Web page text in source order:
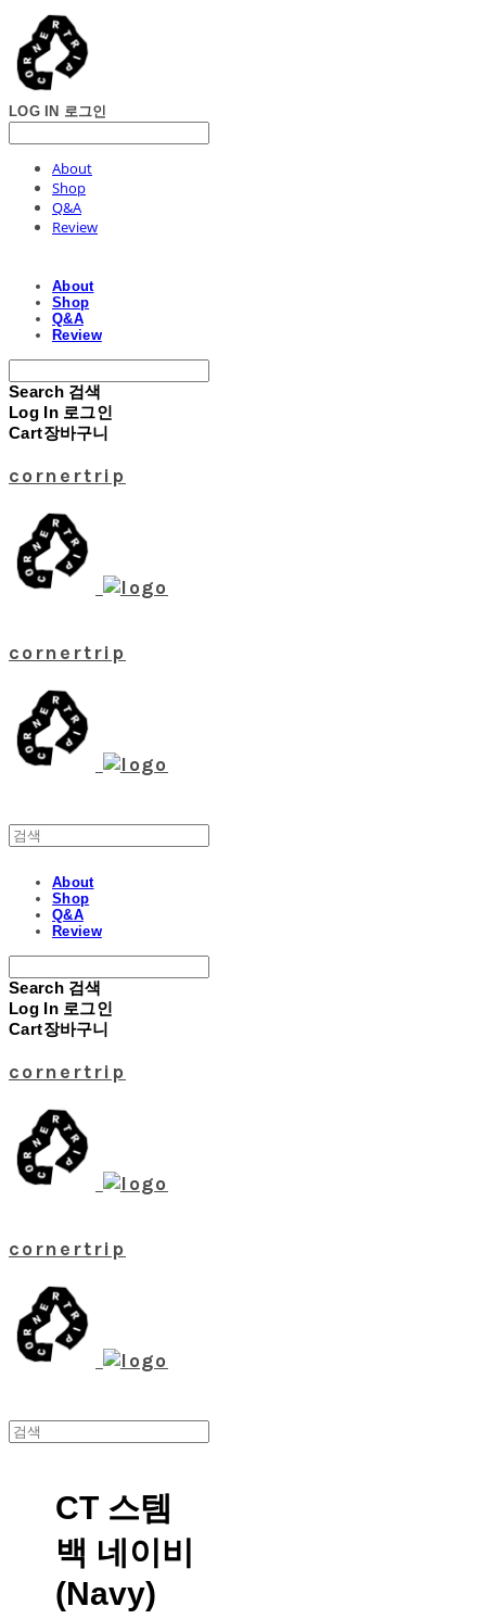
LOG IN 로그인
About
Shop
Q&A
Review
About
Shop
Q&A
Review
Search 검색
Log In 로그인
Cart장바구니
cornertrip
cornertrip
About
Shop
Q&A
Review
Search 검색
Log In 로그인
Cart장바구니
cornertrip
cornertrip
CT 스템
백 네이비
(Navy)